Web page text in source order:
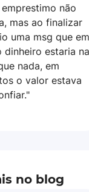
não
mas ao finalizar
uma msg que em
dinheiro estaria na
nada, em
o valor estava
no blog